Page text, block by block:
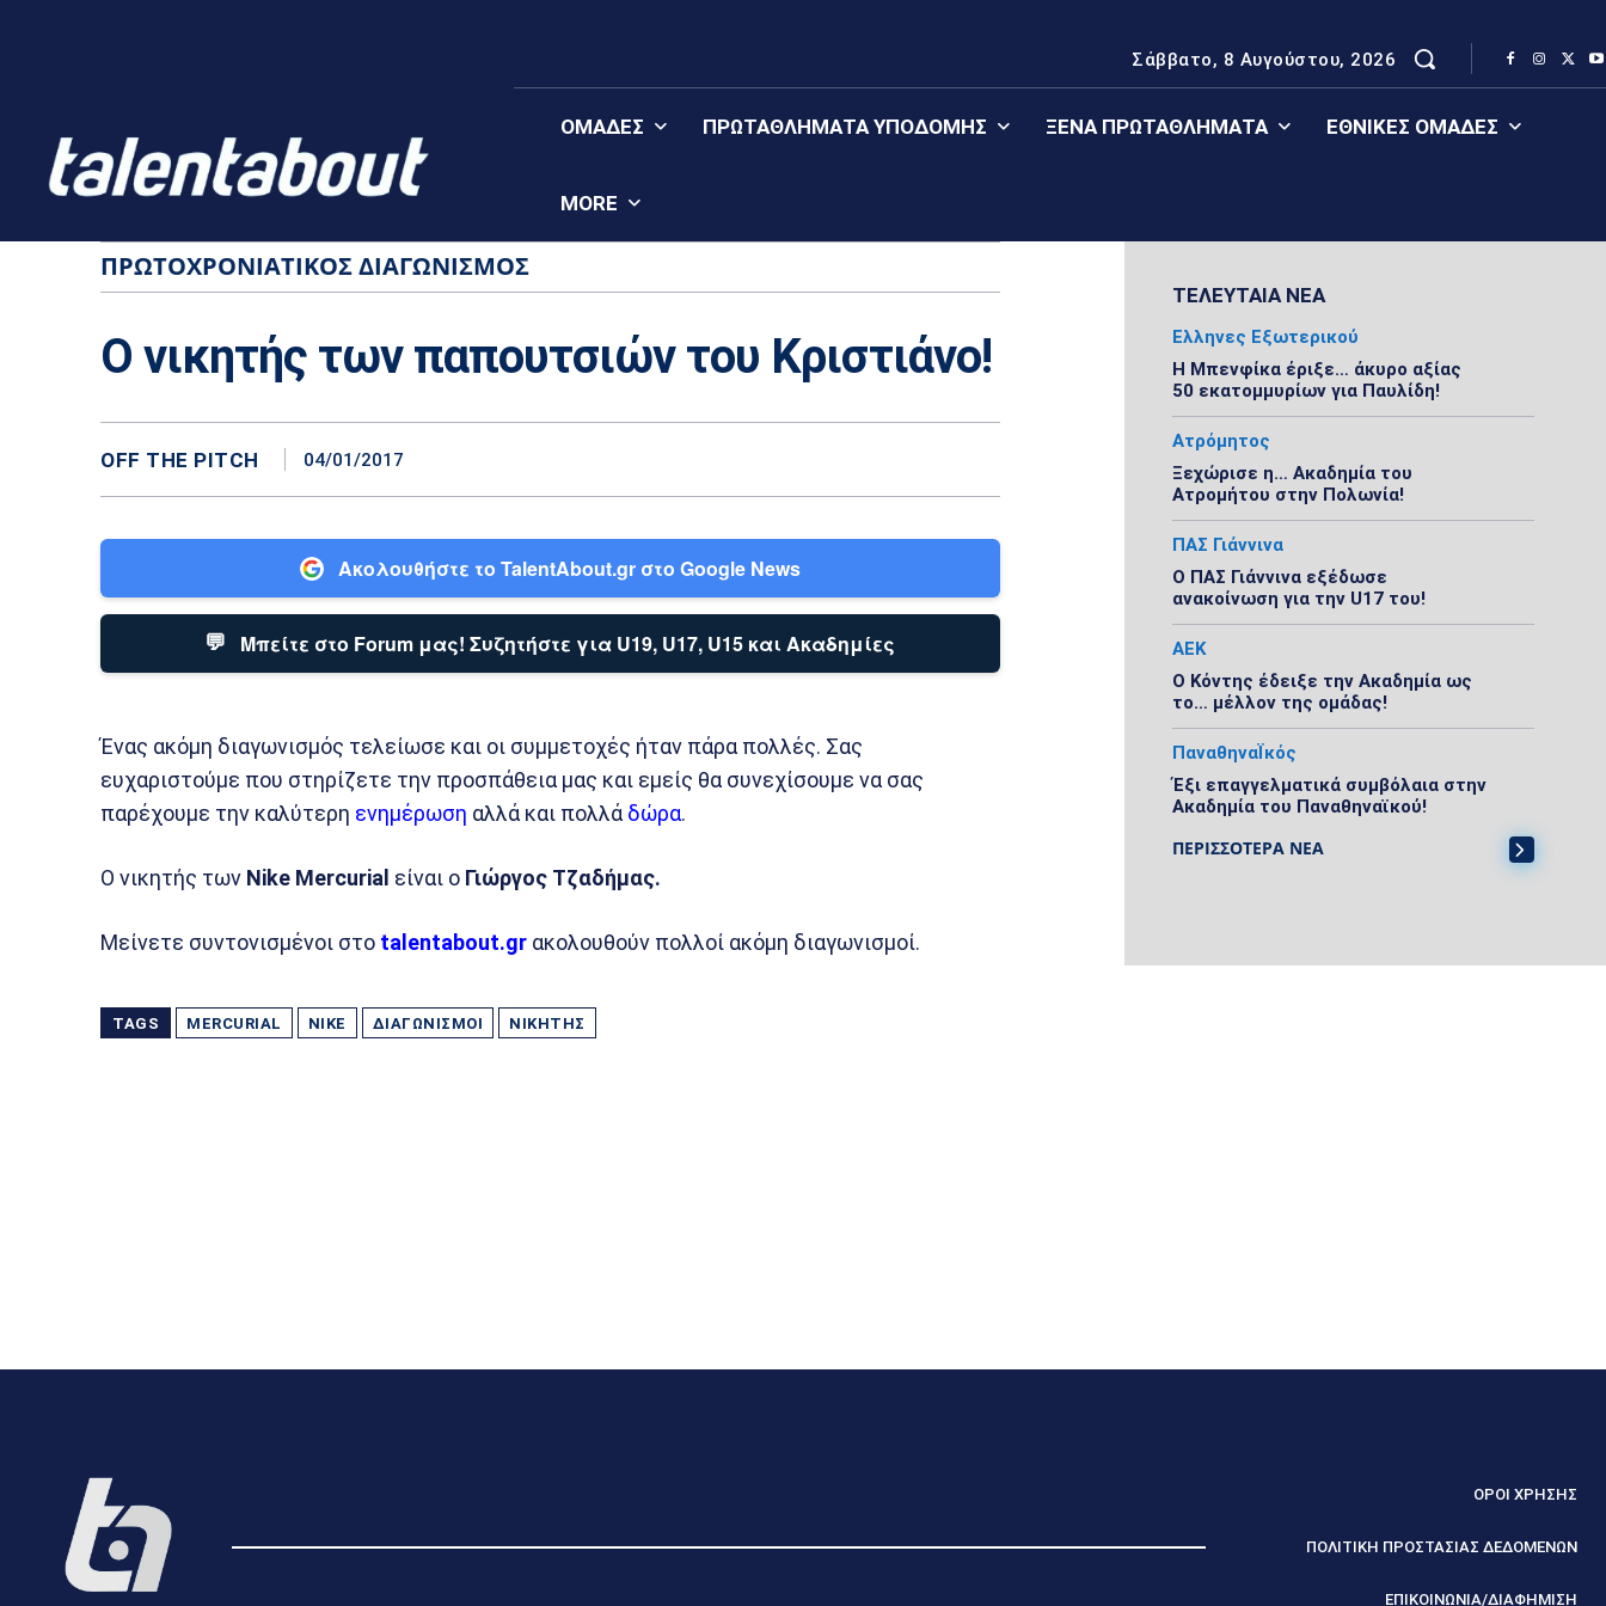
Σάββατο, 8 Αυγούστου, 2026
ΟΜΆΔΕΣ ΠΡΩΤΑΘΛΉΜΑΤΑ YΠΟΔΟΜΉΣ ΞΈΝΑ ΠΡΩΤΑΘΛΉΜΑΤΑ ΕΘΝΙΚΈΣ ΟΜΆΔΕΣ
MORE
ΠΡΩΤΟΧΡΟΝΙΆΤΙΚΟΣ ΔΙΑΓΩΝΙΣΜΌΣ
Ο νικητής των παπουτσιών του Κριστιάνο!
OFF THE PITCH 04/01/2017
Ακολουθήστε το TalentAbout.gr στο Google News
💬 Μπείτε στο Forum μας! Συζητήστε για U19, U17, U15 και Ακαδημίες
Ένας ακόμη διαγωνισμός τελείωσε και οι συμμετοχές ήταν πάρα πολλές. Σας
ευχαριστούμε που στηρίζετε την προσπάθεια μας και εμείς θα συνεχίσουμε να σας
παρέχουμε την καλύτερη ενημέρωση αλλά και πολλά δώρα.
Ο νικητής των Nike Mercurial είναι ο Γιώργος Τζαδήμας.
Μείνετε συντονισμένοι στο talentabout.gr ακολουθούν πολλοί ακόμη διαγωνισμοί.
TAGS MERCURIAL NIKE ΔΙΑΓΩΝΙΣΜΟΊ ΝΙΚΗΤΉΣ
ΤΕΛΕΥΤΑΙΑ ΝΕΑ
Ελληνες Εξωτερικού
Η Μπενφίκα έριξε… άκυρο αξίας
50 εκατομμυρίων για Παυλίδη!
Ατρόμητος
Ξεχώρισε η… Ακαδημία του
Ατρομήτου στην Πολωνία!
ΠΑΣ Γιάννινα
Ο ΠΑΣ Γιάννινα εξέδωσε
ανακοίνωση για την U17 του!
ΑΕΚ
Ο Κόντης έδειξε την Ακαδημία ως
το… μέλλον της ομάδας!
ΠαναθηναΪκός
Έξι επαγγελματικά συμβόλαια στην
Ακαδημία του Παναθηναϊκού!
ΠΕΡΙΣΣΟΤΕΡΑ ΝΕΑ
ΟΡΟΙ ΧΡΗΣΗΣ
ΠΟΛΙΤΙΚΗ ΠΡΟΣΤΑΣΙΑΣ ΔΕΔΟΜΕΝΩΝ
ΕΠΙΚΟΙΝΩΝΙΑ/ΔΙΑΦΗΜΙΣΗ